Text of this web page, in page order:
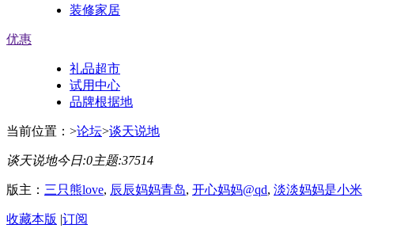
装修家居
优惠
礼品超市
试用中心
品牌根据地
当前位置： >论坛>谈天说地
谈天说地今日:0主题:37514
版主： 三只熊love, 辰辰妈妈青岛, 开心妈妈@qd, 淡淡妈妈是小米
收藏本版 |订阅